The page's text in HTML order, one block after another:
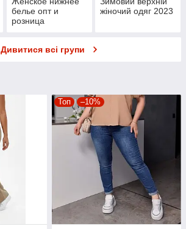
белье опт и
розница
жіночий одяг 2023
Дивитися всі групи
Топ –10%